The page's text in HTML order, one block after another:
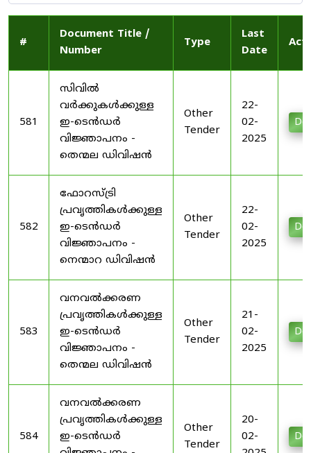
#
Document Title /
Number
Type
Last
Date
581
സിവിൽ
വർക്കുകൾക്കുള്ള
ഇ-ടെൻഡർ
വിജ്ഞാപനം -
തെന്മല ഡിവിഷൻ
Other
Tender
22-
02-
2025
582
ഫോറസ്ട്രി
പ്രവൃത്തികൾക്കുള്ള
ഇ-ടെൻഡർ
വിജ്ഞാപനം -
നെന്മാറ ഡിവിഷൻ
Other
Tender
22-
02-
2025
583
വനവൽക്കരണ
പ്രവൃത്തികൾക്കുള്ള
ഇ-ടെൻഡർ
വിജ്ഞാപനം -
തെന്മല ഡിവിഷൻ
Other
Tender
21-
02-
2025
584
വനവൽക്കരണ
പ്രവൃത്തികൾക്കുള്ള
ഇ-ടെൻഡർ
Other
Tender
20-
02-